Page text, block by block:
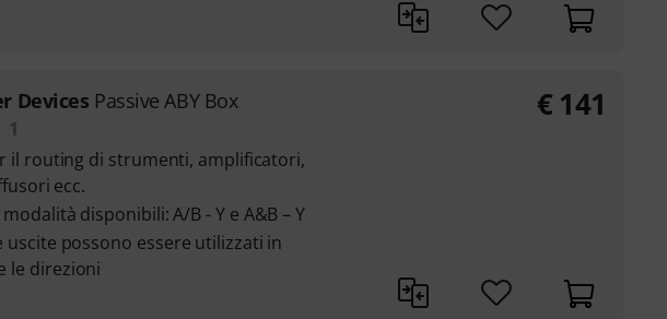
Devices Passive ABY Box
1
il routing di strumenti, amplificatori,
ecc.
disponibili: A/B - Y e A&B – Y
uscite possono essere utilizzati in
le direzioni
€ 141